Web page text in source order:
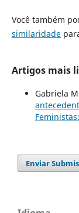
Você também
similaridade
Artigos mais
Gabriela
Enviar